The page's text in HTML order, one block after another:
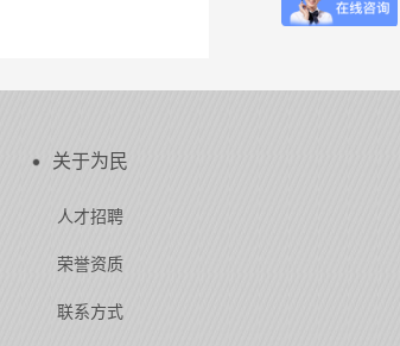
关于为民
人才招聘
荣誉资质
联系方式